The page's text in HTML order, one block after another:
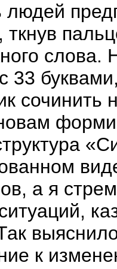
33
а я
к